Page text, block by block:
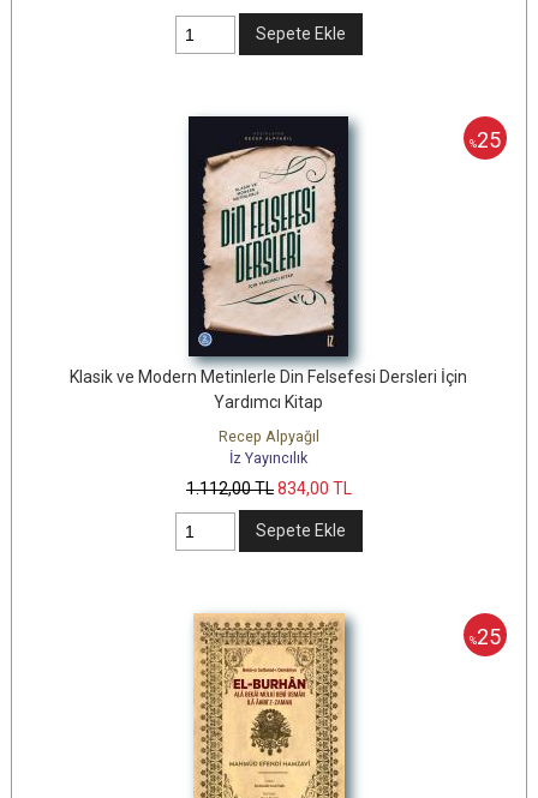
Sepete Ekle
%25
Klasik ve Modern Metinlerle Din Felsefesi Dersleri İçin
Yardımcı Kitap
Recep Alpyağıl
İz Yayıncılık
1.112,00TL834,00 TL
Sepete Ekle
%25